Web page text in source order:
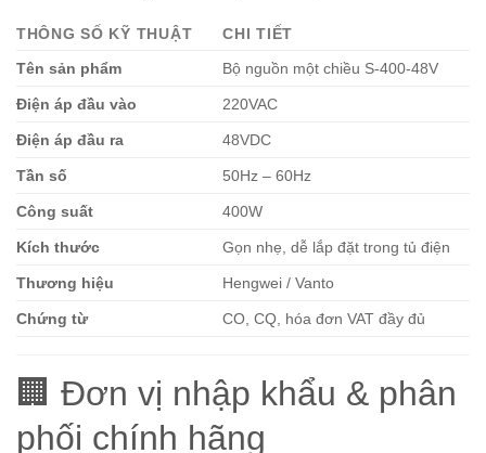
THÔNG SỐ KỸ THUẬT
CHI TIẾT
Tên sản phẩm
Bộ nguồn một chiều S-400-48V
Điện áp đầu vào 220VAC
Điện áp đầu ra 48VDC
Tần số 50Hz – 60Hz
Công suất 400W
Kích thước Gọn nhẹ, dễ lắp đặt trong tủ điện
Thương hiệu Hengwei / Vanto
Chứng từ CO, CQ, hóa đơn VAT đầy đủ
🏢 Đơn vị nhập khẩu & phân
phối chính hãng